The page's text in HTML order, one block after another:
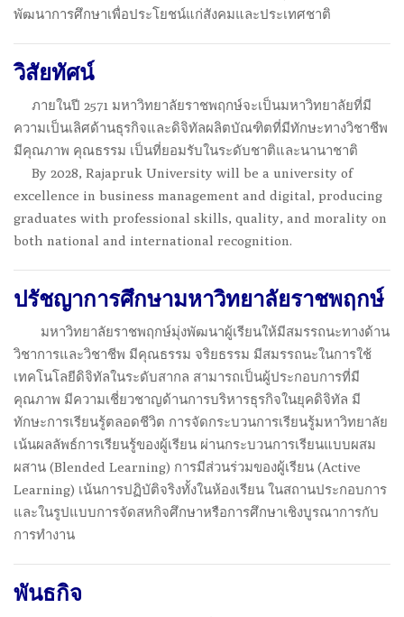
พัฒนาการศึกษาเพื่อประโยชน์แก่สังคมและประเทศชาติ
วิสัยทัศน์
ภายในปี 2571 มหาวิทยาลัยราชพฤกษ์จะเป็นมหาวิทยาลัยที่มี
ความเป็นเลิศด้านธุรกิจและดิจิทัลผลิตบัณฑิตที่มีทักษะทางวิชาชีพ
มีคุณภาพ คุณธรรม เป็นที่ยอมรับในระดับชาติและนานาชาติ
By 2028, Rajapruk University will be a university of
excellence in business management and digital, producing
graduates with professional skills, quality, and morality on
both national and international recognition.
ปรัชญาการศึกษามหาวิทยาลัยราชพฤกษ์
มหาวิทยาลัยราชพฤกษ์มุ่งพัฒนาผู้เรียนให้มีสมรรถนะทางด้าน
วิชาการและวิชาชีพ มีคุณธรรม จริยธรรม มีสมรรถนะในการใช้
เทคโนโลยีดิจิทัลในระดับสากล สามารถเป็นผู้ประกอบการที่มี
คุณภาพ มีความเชี่ยวชาญด้านการบริหารธุรกิจในยุคดิจิทัล มี
ทักษะการเรียนรู้ตลอดชีวิต การจัดกระบวนการเรียนรู้มหาวิทยาลัย
เน้นผลลัพธ์การเรียนรู้ของผู้เรียน ผ่านกระบวนการเรียนแบบผสม
ผสาน (Blended Learning) การมีส่วนร่วมของผู้เรียน (Active
Learning) เน้นการปฏิบัติจริงทั้งในห้องเรียน ในสถานประกอบการ
และในรูปแบบการจัดสหกิจศึกษาหรือการศึกษาเชิงบูรณาการกับ
การทำงาน
พันธกิจ